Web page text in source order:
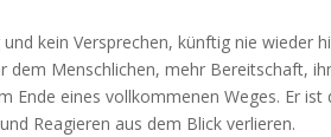
kein Versprechen, künftig nie wieder
dem Menschlichen, mehr Bereitschaft,
Ende eines vollkommenen Weges. Er
Reagieren aus dem Blick verlieren.